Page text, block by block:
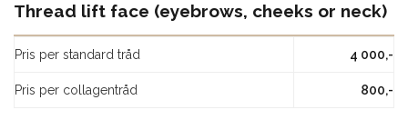
Thread lift face (eyebrows, cheeks or neck)
Pris per standard tråd 4 000,-
Pris per collagentråd 800,-